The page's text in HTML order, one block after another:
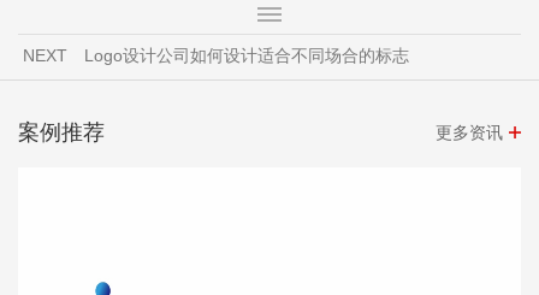
NEXT Logo设计公司如何设计适合不同场合的标志
案例推荐 更多资讯